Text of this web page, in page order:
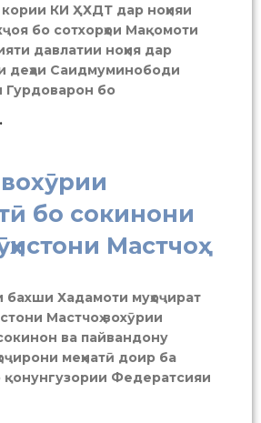
КИ ҲХДТ дар ноҳияи
бо сотхорҳои Мақомоти
давлатии ноҳия дар
деҳаи Саидмуминободи
Гурдоварон бо
бо сокинони
Мастчоҳ
бахши Хадамоти муҳоҷират
Мастчоҳ вохӯрии
ва пайвандону
меҳнатӣ доир ба
қонунгузории Федератсияи